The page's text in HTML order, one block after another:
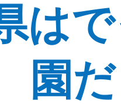
は
園だ